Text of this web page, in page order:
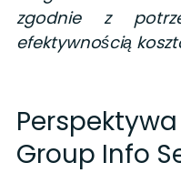
zgodnie z
efektywnością
Group Info